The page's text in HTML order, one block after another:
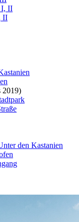
I, II
II
2019)
den Kastanien